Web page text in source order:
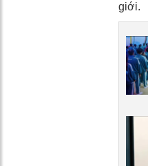
giới.